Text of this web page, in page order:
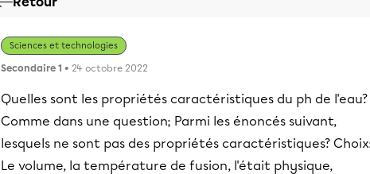
Sciences et technologies
Secondaire 1 • 24 octobre 2022
Quelles sont les propriétés caractéristiques du ph de l'eau?
Comme dans une question; Parmi les énoncés suivant,
lesquels ne sont pas des propriétés caractéristiques?
Le volume, la température de fusion, l'était physique,